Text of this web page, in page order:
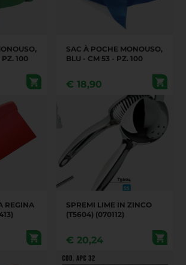
- CM 53 - PZ. 100
SAC À POCHE MONOUSO,
BLU - CM 53 - PZ. 100
€ 18,90
REGINA
SPREMI LIME IN ZINCO
(T5604) (070112)
€ 20,24